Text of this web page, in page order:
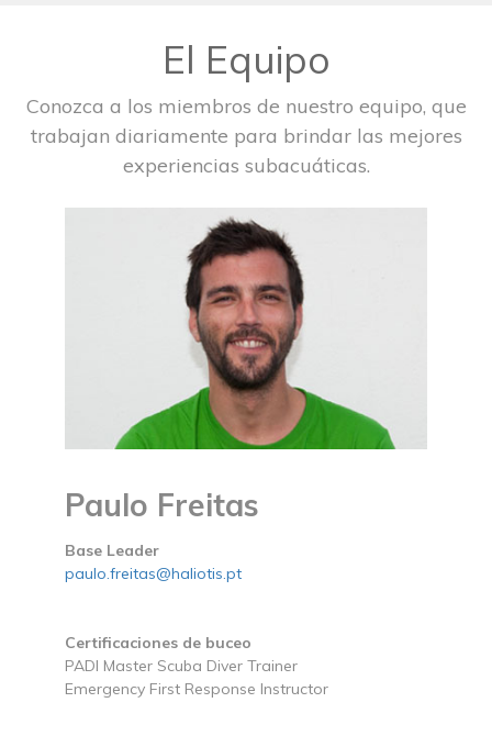
El Equipo
Conozca a los miembros de nuestro equipo, que
trabajan diariamente para brindar las mejores
experiencias subacuáticas.
Paulo Freitas
Base Leader
paulo.freitas@haliotis.pt
Certificaciones de buceo
PADI Master Scuba Diver Trainer
Emergency First Response Instructor